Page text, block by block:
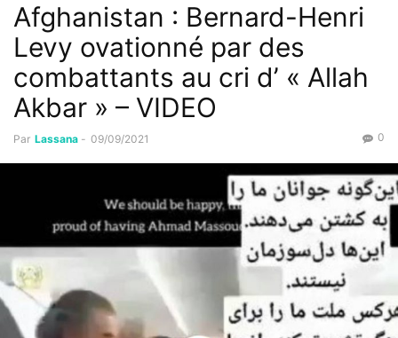
Afghanistan : Bernard-Henri
Levy ovationné par des
combattants au cri d’ « Allah
Akbar » – VIDEO
Par Lassana - 09/09/2021 0